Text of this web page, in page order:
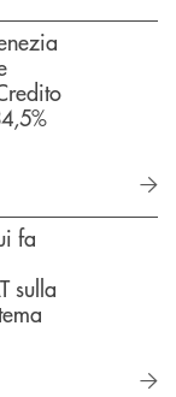
fa
sulla